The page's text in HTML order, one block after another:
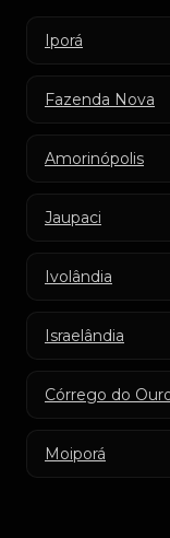
Iporá
Fazenda Nova
Amorinópolis
Jaupaci
Ivolândia
Israelândia
Córrego do
Moiporá